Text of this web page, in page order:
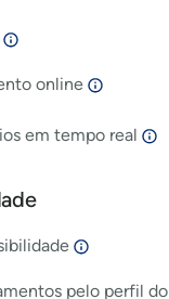
online
em tempo real
pelo perfil